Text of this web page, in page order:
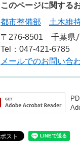
このページに関する
都市整備部
土木維
〒276-8501
千葉県
Tel：047-421-6785
メールでのお問い合